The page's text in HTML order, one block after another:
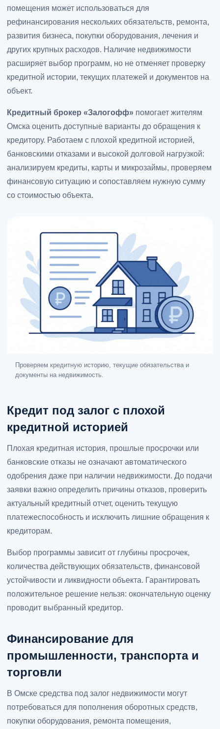
помещения может использоваться для
рефинансирования нескольких обязательств, ремонта,
развития бизнеса, покупки оборудования, лечения и
других крупных расходов. Наличие недвижимости
расширяет выбор программ, но не отменяет проверку
кредитной истории, текущих платежей и документов на
объект.
Кредитный брокер «Залогофф» помогает жителям
Омска оценить доступные варианты до обращения к
кредитору. Работаем с плохой кредитной историей,
банковскими отказами и высокой долговой нагрузкой:
анализируем кредиты, карты и микрозаймы, проверяем
финансовую ситуацию и сопоставляем нужную сумму
со стоимостью объекта.
Проверяем кредитную историю, текущие обязательства и
документы на недвижимость.
Кредит под залог с плохой
кредитной историей
Плохая кредитная история, прошлые просрочки или
банковские отказы не означают автоматического
одобрения даже при наличии недвижимости. До подачи
заявки важно определить причины отказов, проверить
актуальный кредитный отчет, оценить текущую
платежеспособность и исключить лишние обращения к
кредиторам.
Выбор программы зависит от глубины просрочек,
количества действующих обязательств, финансовой
устойчивости и ликвидности объекта. Гарантировать
положительное решение нельзя: окончательную оценку
проводит выбранный кредитор.
Финансирование для
промышленности, транспорта и
торговли
В Омске средства под залог недвижимости могут
потребоваться для пополнения оборотных средств,
покупки оборудования, ремонта помещения,